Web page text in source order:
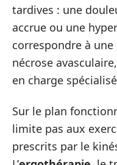
tardives : une
accrue ou une
correspondre à
nécrose
en charge
Sur le plan
limite pas aux
prescrits par le